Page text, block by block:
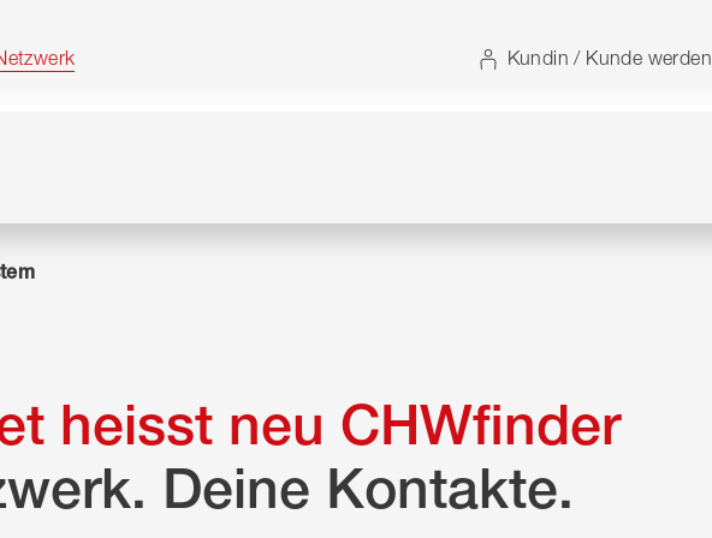
Kundin / Kunde werden
heisst neu CHWfinder
Deine Kontakte.